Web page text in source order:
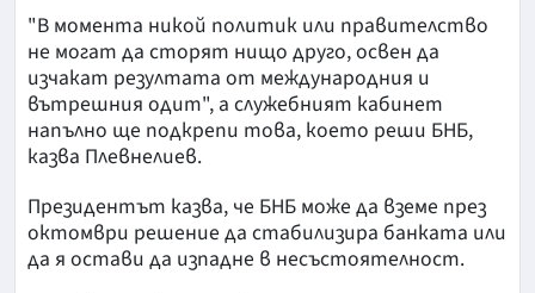
"В момента никой политик или правителство
не могат да сторят нищо друго, освен да
изчакат резултата от международния и
вътрешния одит", а служебният кабинет
напълно ще подкрепи това, което реши БНБ,
казва Плевнелиев.
Президентът казва, че БНБ може да вземе през
октомври решение да стабилизира банката или
да я остави да изпадне в несъстоятелност.